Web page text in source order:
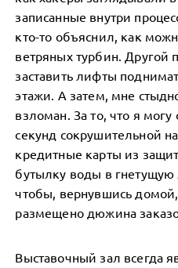
записанные внутри
кто-то объяснил, как
ветряных турбин. Другой
заставить лифты
этажи. А затем, мне
взломан. За то, что я могу
секунд сокрушительной
кредитные карты из
бутылку воды в
чтобы, вернувшись
размещено дюжина
Выставочный зал всегда